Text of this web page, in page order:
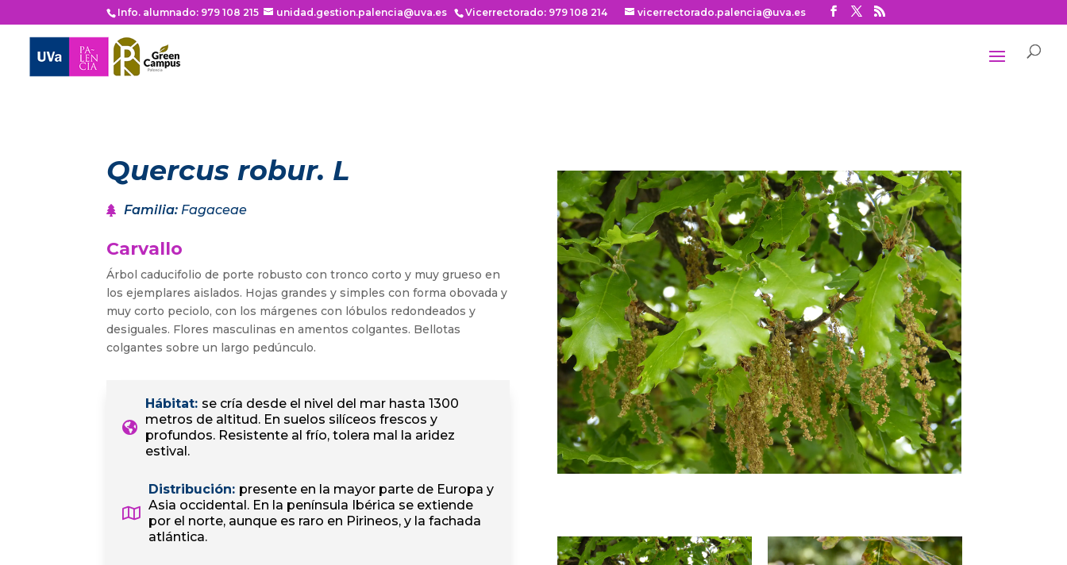
Info. alumnado: 979 108 215 unidad.gestion.palencia@uva.es Vicerrectorado: 979 108 214 vicerrectorado.palencia@uva.es
Quercus robur. L
Familia: Fagaceae
Carvallo
Árbol caducifolio de porte robusto con tronco corto y muy grueso en
los ejemplares aislados. Hojas grandes y simples con forma obovada y
muy corto peciolo, con los márgenes con lóbulos redondeados y
desiguales. Flores masculinas en amentos colgantes. Bellotas
colgantes sobre un largo pedúnculo.
Hábitat: se cría desde el nivel del mar hasta 1300
metros de altitud. En suelos silíceos frescos y
profundos. Resistente al frío, tolera mal la aridez
estival.
Distribución: presente en la mayor parte de Europa y
Asia occidental. En la península Ibérica se extiende
por el norte, aunque es raro en Pirineos, y la fachada
atlántica.